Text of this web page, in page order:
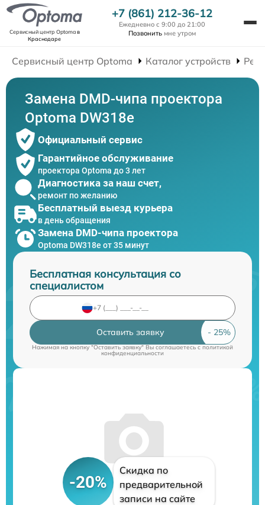
Сервисный центр Optomaв
Краснодаре
+7 (861) 212-36-12
Ежедневно с 9:00 до 21:00
Позвонить мне утром
Сервисный центр Optoma Каталог устройств
Замена DMD-чипа проектора
Optoma DW318e
Официальный сервис
Гарантийное обслуживание
проектора Optoma до 3 лет
Диагностика за наш счет,
ремонт по желанию
Бесплатный выезд курьера
в день обращения
Замена DMD-чипа проектора
Optoma DW318e от 35 минут
Бесплатная консультация со
специалистом
Оставить заявку
Нажимая на кнопку "Оставить заявку" Вы соглашаетесь cполитикой
конфиденциальности
-20%
Скидка по
предварительной
записи на сайте